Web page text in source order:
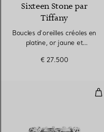
Sixteen Stone par
Tiffany
Boucles d’oreilles créoles en
platine, or jaune et
€ 27.500